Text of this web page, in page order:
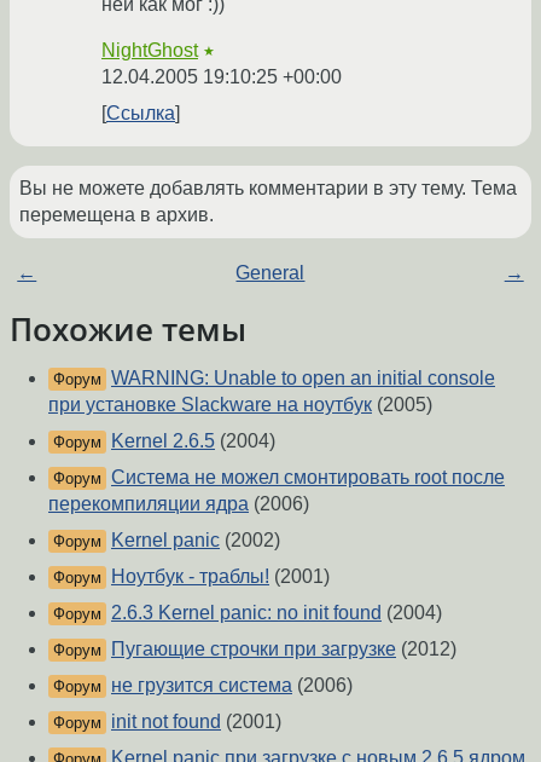
ней как мог :))
NightGhost ★
12.04.2005 19:10:25 +00:00
Ссылка
Вы не можете добавлять комментарии в эту тему. Тема
перемещена в архив.
← General →
Похожие темы
Форум WARNING: Unable to open an initial console
при установке Slackware на ноутбук (2005)
Форум Kernel 2.6.5 (2004)
Форум Система не можел смонтировать root после
перекомпиляции ядра (2006)
Форум Kernel panic (2002)
Форум Ноутбук - траблы! (2001)
Форум 2.6.3 Kernel panic: no init found (2004)
Форум Пугающие строчки при загрузке (2012)
Форум не грузится система (2006)
Форум init not found (2001)
Kernel panic при загрузке с новым 2.6.5 ядром